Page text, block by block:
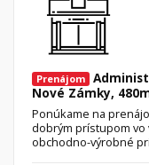
Prenájom
Nové Zámky,
Ponúkame na
dobrým prístupom
obchodno-výrobné